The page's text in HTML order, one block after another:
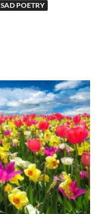
SAD POETRY